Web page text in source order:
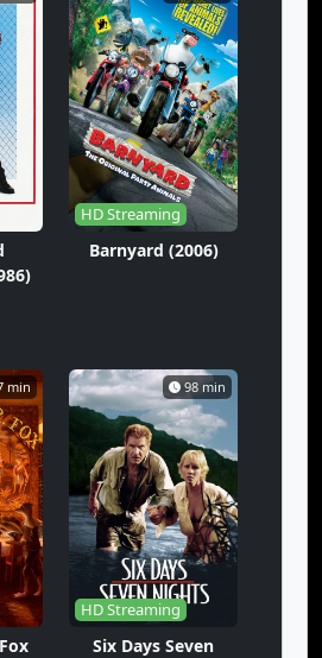
HD Streaming
Barnyard (2006)
min 98 min
HD Streaming
Six Days Seven